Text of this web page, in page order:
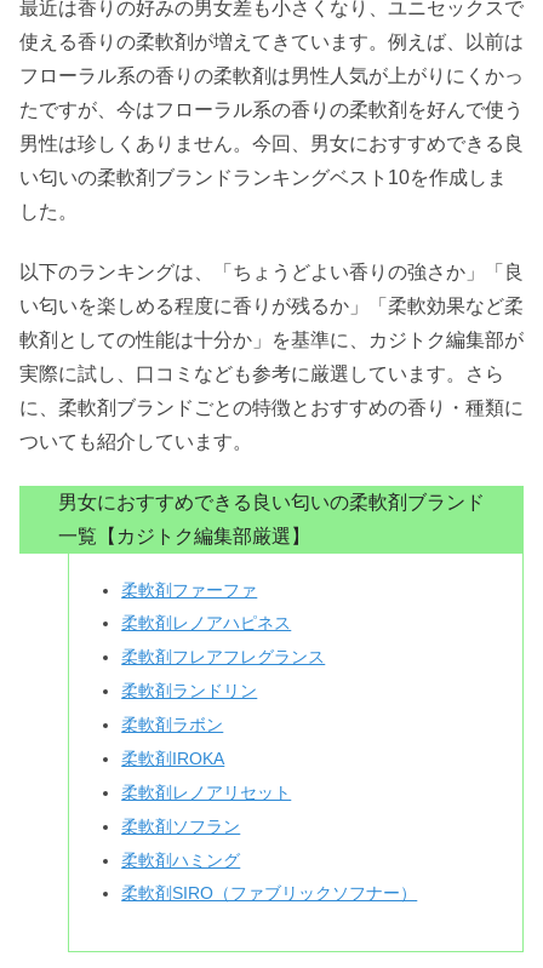
最近は香りの好みの男女差も小さくなり、ユニセックスで
使える香りの柔軟剤が増えてきています。例えば、以前は
フローラル系の香りの柔軟剤は男性人気が上がりにくかっ
たですが、今はフローラル系の香りの柔軟剤を好んで使う
男性は珍しくありません。今回、男女におすすめできる良
い匂いの柔軟剤ブランドランキングベスト10を作成しま
した。
以下のランキングは、「ちょうどよい香りの強さか」「良
い匂いを楽しめる程度に香りが残るか」「柔軟効果など柔
軟剤としての性能は十分か」を基準に、カジトク編集部が
実際に試し、口コミなども参考に厳選しています。さら
に、柔軟剤ブランドごとの特徴とおすすめの香り・種類に
ついても紹介しています。
男女におすすめできる良い匂いの柔軟剤ブランド
一覧【カジトク編集部厳選】
柔軟剤ファーファ
柔軟剤レノアハピネス
柔軟剤フレアフレグランス
柔軟剤ランドリン
柔軟剤ラボン
柔軟剤IROKA
柔軟剤レノアリセット
柔軟剤ソフラン
柔軟剤ハミング
柔軟剤SIRO（ファブリックソフナー）